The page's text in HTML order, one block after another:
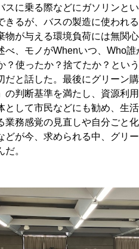
スに乗る際などにガソリンと
きるが、バスの製造に使われ
物が与える環境負荷には無関
べ、モノがWhenいつ、Who
？使ったか？捨てたか？とい
だと話した。最後にグリーン
の判断基準を満たし、資源利
として市民などにも勧め、生
業務感覚の見直しや自分ごと
どが今、求められる中、グリ
。